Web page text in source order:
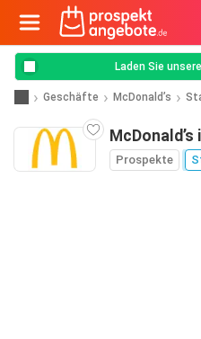
Laden Sie
Geschäfte McDonald’s
Prospekte